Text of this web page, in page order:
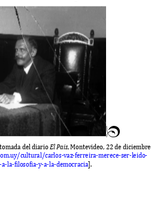
n
del diario El Pais, Montevideo, 22de diciembre
.uy/cultural/carlos-vaz-ferreira-merece-ser-leido-
-a-la-filosofia-y-a-la-democracia].